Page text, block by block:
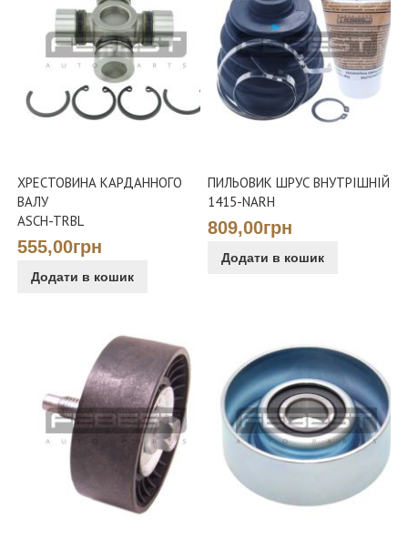
ХРЕСТОВИНА КАРДАННОГО
ВАЛУ
ASCH-TRBL
555,00грн
Додати в кошик
ПИЛЬОВИК ШРУС ВНУТРІШНІЙ
1415-NARH
809,00грн
Додати в кошик